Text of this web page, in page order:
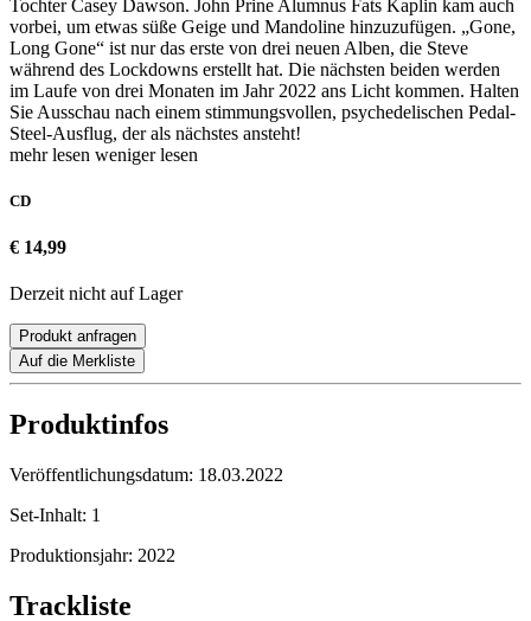
Tochter Casey Dawson. John Prine Alumnus Fats Kaplin kam auch
vorbei, um etwas süße Geige und Mandoline hinzuzufügen. „Gone,
Long Gone“ ist nur das erste von drei neuen Alben, die Steve
während des Lockdowns erstellt hat. Die nächsten beiden werden
im Laufe von drei Monaten im Jahr 2022 ans Licht kommen. Halten
Sie Ausschau nach einem stimmungsvollen, psychedelischen Pedal-
Steel-Ausflug, der als nächstes ansteht!
mehr lesen weniger lesen
CD
€ 14,99
Derzeit nicht auf Lager
Produkt anfragen
Auf die Merkliste
Produktinfos
Veröffentlichungsdatum: 18.03.2022
Set-Inhalt: 1
Produktionsjahr: 2022
Trackliste